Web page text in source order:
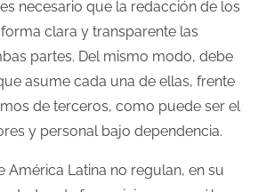
necesario que la redacción de los
clara y transparente las
partes. Del mismo modo, debe
asume cada una de ellas, frente
de terceros, como puede ser el
y personal bajo dependencia.
América Latina no regulan, en su